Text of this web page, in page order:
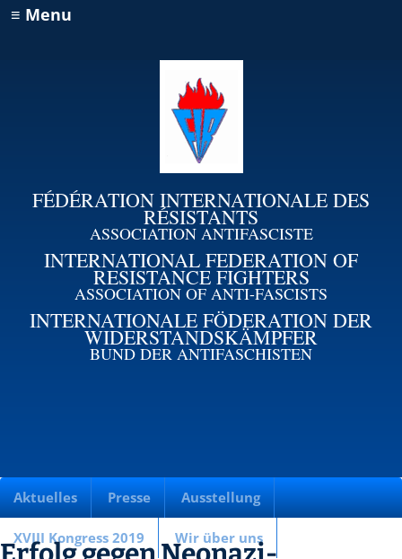
≡ Menu
FÉDÉRATION INTERNATIONALE DES
RÉSISTANTS
ASSOCIATION ANTIFASCISTE
INTERNATIONAL FEDERATION OF
RESISTANCE FIGHTERS
ASSOCIATION OF ANTI-FASCISTS
INTERNATIONALE FÖDERATION DER
WIDERSTANDSKÄMPFER
BUND DER ANTIFASCHISTEN
Aktuelles Presse Ausstellung
XVIII Kongress 2019 Wir über uns